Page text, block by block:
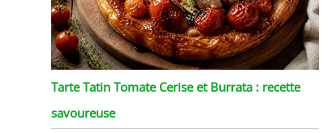
Tarte Tatin Tomate Cerise et Burrata : recette
savoureuse